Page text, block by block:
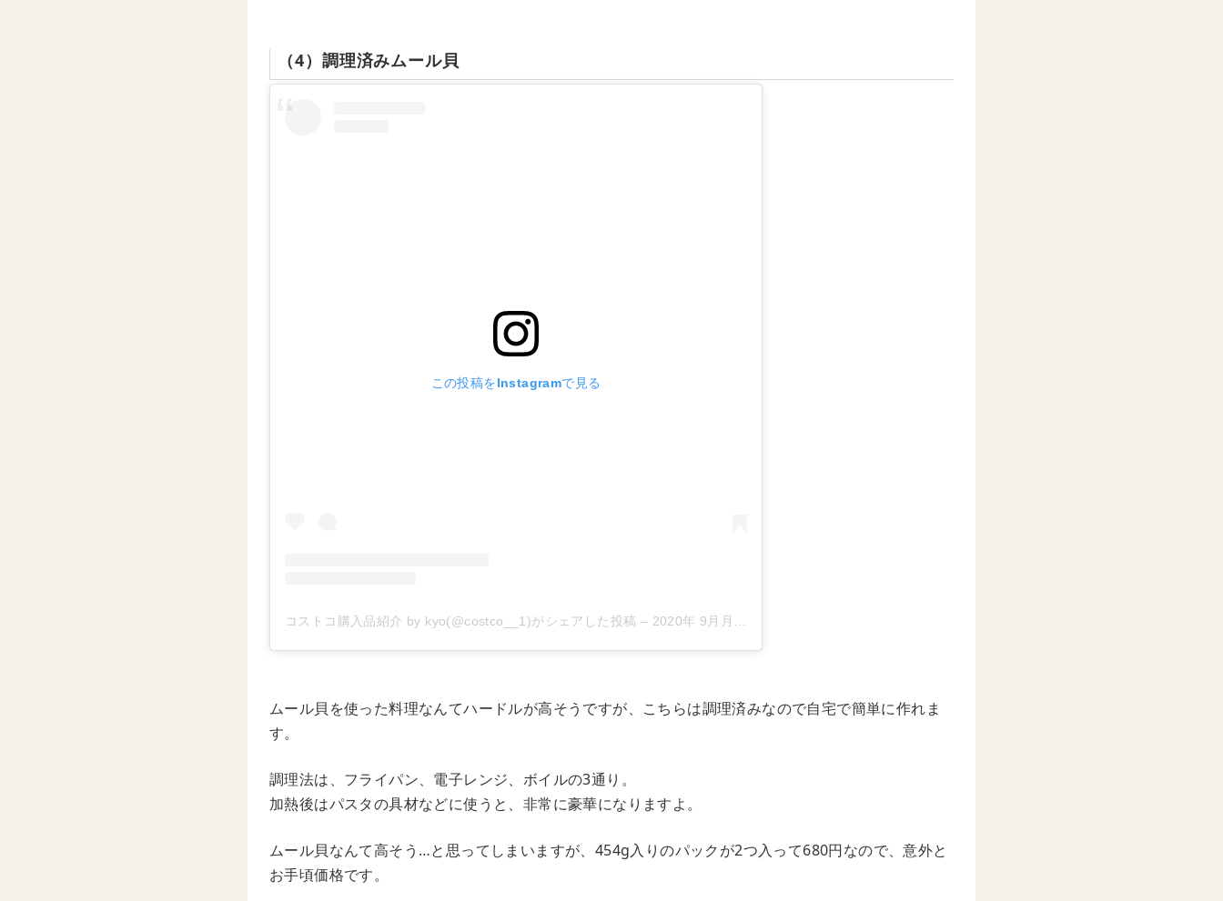
（4）調理済みムール貝
この投稿をInstagramで見る
コストコ購入品紹介 by kyo(@costco__1)がシェアした投稿 – 2020年 9月月24日午前5時55分PDT
ムール貝を使った料理なんてハードルが高そうですが、こちらは調理済みなので自宅で簡単に作れま
す。
調理法は、フライパン、電子レンジ、ボイルの3通り。
加熱後はパスタの具材などに使うと、非常に豪華になりますよ。
ムール貝なんて高そう…と思ってしまいますが、454g入りのパックが2つ入って680円なので、意外と
お手頃価格です。